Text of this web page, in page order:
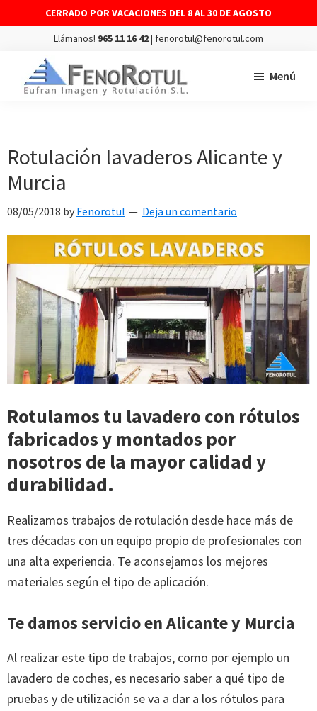
CERRADO POR VACACIONES DEL 8 AL 30 DE AGOSTO
Llámanos! 965 11 16 42| fenorotul@fenorotul.com
montaje
de
rótulos
y
vinilos
Menú
Rotulación lavaderos Alicante y
Murcia
08/05/2018 by Fenorotul Deja un comentario
Rotulamos tu lavadero con rótulos
fabricados y montados por
nosotros de la mayor calidad y
durabilidad.
Realizamos trabajos de rotulación desde hace más de
tres décadas con un equipo propio de profesionales con
una alta experiencia. Te aconsejamos los mejores
materiales según el tipo de aplicación.
Te damos servicio en Alicante y Murcia
Al realizar este tipo de trabajos, como por ejemplo un
lavadero de coches, es necesario saber a qué tipo de
pruebas y de utilización se va a dar a los rótulos para